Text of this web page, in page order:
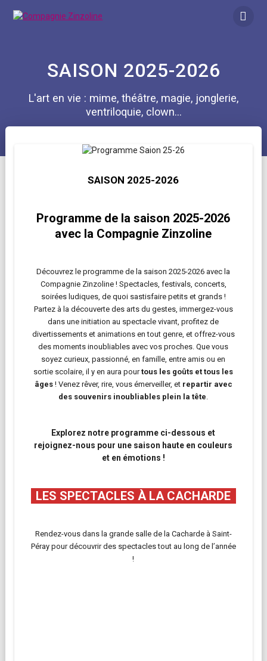
SAISON 2025-2026
L'art en vie : mime, théâtre, magie, jonglerie,
ventriloquie, clown...
SAISON 2025-2026
Programme de la saison 2025-2026
avec la Compagnie Zinzoline
Découvrez le programme de la saison 2025-2026 avec la
Compagnie Zinzoline ! Spectacles, festivals, concerts,
soirées ludiques, de quoi sastisfaire petits et grands !
Partez à la découverte des arts du gestes, immergez-vous
dans une initiation au spectacle vivant, profitez de
divertissements et animations en tout genre, et offrez-vous
des moments inoubliables avec vos proches. Que vous
soyez curieux, passionné, en famille, entre amis ou en
sortie scolaire, il y en aura pourtous les goûts et tous les
âges! Venez rêver, rire, vous émerveiller, et repartir avec
des souvenirs inoubliables plein la tête
Explorez notre programme ci-dessous et
rejoignez-nous pour une saison haute en couleurs
et en émotions !
LES SPECTACLES À LA CACHARDE
Rendez-vous dans la grande salle de la Cacharde à Saint-
Péray pour découvrir des spectacles tout au long de l’année
!